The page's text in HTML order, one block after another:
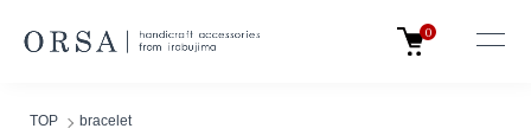
0
TOP bracelet